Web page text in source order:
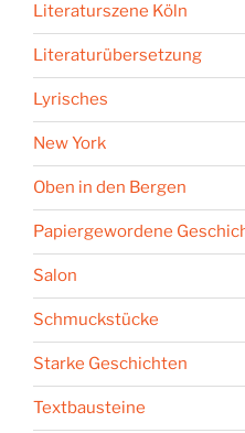
Literaturszene Köln
Literaturübersetzung
Lyrisches
New York
Oben in den Bergen
Papiergewordene
Salon
Schmuckstücke
Starke Geschichten
Textbausteine